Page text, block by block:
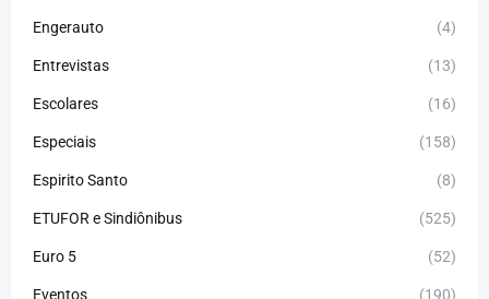
Engerauto (4)
Entrevistas (13)
Escolares (16)
Especiais (158)
Espirito Santo (8)
ETUFOR e Sindiônibus (525)
Euro 5 (52)
Eventos (190)